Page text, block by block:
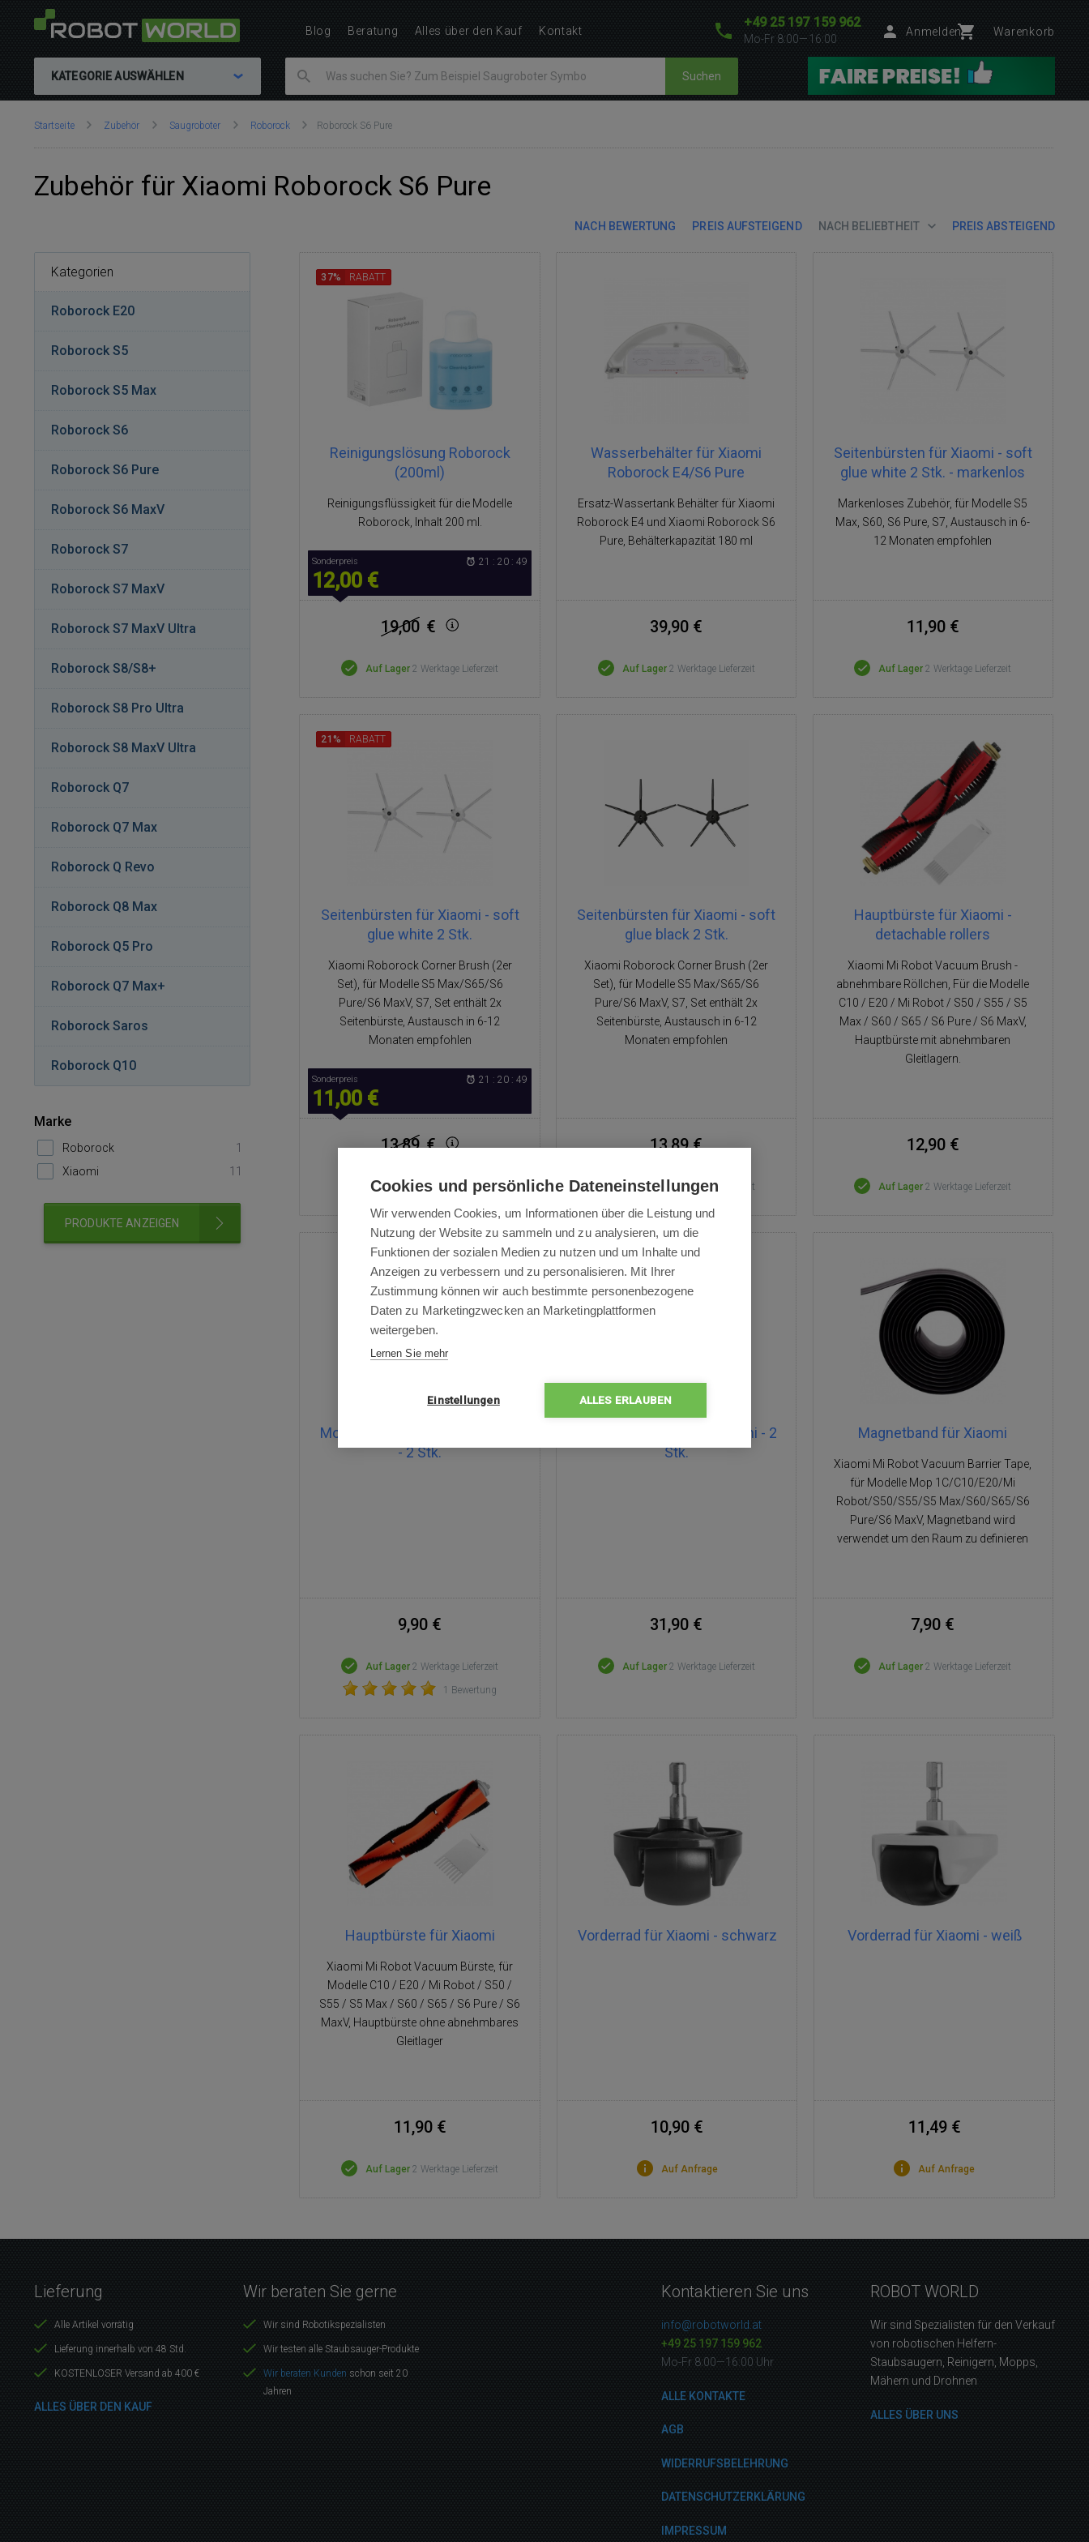
+49 25 197 159 962
Mo-Fr 8:00—16:00
Anmelden Warenkorb
KATEGORIE AUSWÄHLEN Suchen
Sie
Startseite Zubehör Saugroboter Roborock Roborock S6 Pure
Zubehör für Xiaomi Roborock S6 Pure
NACH BEWERTUNG PREIS AUFSTEIGEND NACH BELIEBTHEIT PREIS ABSTEIGEND
Reinigungslösung Roborock
(200ml)
Reinigungsflüssigkeit für die Modelle
Roborock, Inhalt 200 ml.
37% RABATT
Sonderpreis
12,00 €
21 : 20 : 49
19,00 €
Auf Lager 2 Werktage Lieferzeit
Wasserbehälter für Xiaomi
Roborock E4/S6 Pure
Ersatz-Wassertank Behälter für Xiaomi
Roborock E4 und Xiaomi Roborock S6
Pure, Behälterkapazität 180 ml
39,90 €
Auf Lager 2 Werktage Lieferzeit
Seitenbürsten für Xiaomi - soft
glue white 2 Stk. - markenlos
Markenloses Zubehör, für Modelle S5
Max, S60, S6 Pure, S7, Austausch in 6-
12 Monaten empfohlen
11,90 €
Auf Lager 2 Werktage Lieferzeit
Seitenbürsten für Xiaomi - soft
glue white 2 Stk.
Xiaomi Roborock Corner Brush (2er
Set), für Modelle S5 Max/S65/S6
Pure/S6 MaxV, S7, Set enthält 2x
Seitenbürste, Austausch in 6-12
Monaten empfohlen
21% RABATT
Sonderpreis
11,00 €
21 : 20 : 49
13,89€
Auf Lager 2 Werktage Lieferzeit
Seitenbürsten für Xiaomi - soft
glue black 2 Stk.
Xiaomi Roborock Corner Brush (2er
Set), für Modelle S5 Max/S65/S6
Pure/S6 MaxV, S7, Set enthält 2x
Seitenbürste, Austausch in 6-12
Monaten empfohlen
13,89 €
Auf Lager 2 Werktage Lieferzeit
Hauptbürste für Xiaomi -
detachable rollers
Xiaomi Mi Robot Vacuum Brush -
abnehmbare Röllchen, Für die Modelle
C10 / E20 / Mi Robot / S50 / S55 / S5
Max / S60 / S65 / S6 Pure / S6 MaxV,
Hauptbürste mit abnehmbaren
Gleitlagern.
12,90 €
Auf Lager 2 Werktage Lieferzeit
Mopptuch für Xiaomi Roborock
- 2 Stk.
9,90 €
Auf Lager 2 Werktage Lieferzeit
1 Bewertung
Waschbarer Filter für Xiaomi - 2
Stk.
31,90 €
Auf Lager 2 Werktage Lieferzeit
Magnetband für Xiaomi
Xiaomi Mi Robot Vacuum Barrier Tape,
für Modelle Mop 1C/C10/E20/Mi
Robot/S50/S55/S5 Max/S60/S65/S6
Pure/S6 MaxV, Magnetband wird
verwendet um den Raum zu definieren
7,90 €
Auf Lager 2 Werktage Lieferzeit
Hauptbürste für Xiaomi
Xiaomi Mi Robot Vacuum Bürste, für
Modelle C10 / E20 / Mi Robot / S50 /
S55 / S5 Max / S60 / S65 / S6 Pure / S6
MaxV, Hauptbürste ohne abnehmbares
Gleitlager
11,90 €
Auf Lager 2 Werktage Lieferzeit
Vorderrad für Xiaomi - schwarz
10,90 €
Auf Anfrage
Vorderrad für Xiaomi - weiß
11,49 €
Auf Anfrage
Kategorien
Roborock E20
Roborock S5
Roborock S5 Max
Roborock S6
Roborock S6 Pure
Roborock S6 MaxV
Roborock S7
Roborock S7 MaxV
Roborock S7 MaxV Ultra
Roborock S8/S8+
Roborock S8 Pro Ultra
Roborock S8 MaxV Ultra
Roborock Q7
Roborock Q7 Max
Roborock Q Revo
Roborock Q8 Max
Roborock Q5 Pro
Roborock Q7 Max+
Roborock Saros
Roborock Q10
Marke
Roborock
1
Xiaomi
11
PRODUKTE ANZEIGEN
Blog Beratung Alles über den Kauf Kontakt
Lieferung
Alle Artikel vorrätig
Lieferung innerhalb von 48 Std.
KOSTENLOSER Versand ab 400 €
ALLES ÜBER DEN KAUF
Wir beraten Sie gerne
Wir sind Robotikspezialisten
Wir testen alle Staubsauger-Produkte
Wir beraten Kunden schon seit 20
Jahren
Kontaktieren Sie uns
info@robotworld.at
+49 25 197 159 962
Mo-Fr 8:00—16:00 Uhr
ALLE KONTAKTE
AGB
WIDERRUFSBELEHRUNG
DATENSCHUTZERKLÄRUNG
IMPRESSUM
ROBOT WORLD
Wir sind Spezialisten für den Verkauf
von robotischen Helfern-
Staubsaugern, Reinigern, Mopps,
Mähern und Drohnen
ALLES ÜBER UNS
Cookies und persönliche Dateneinstellungen
Wir verwenden Cookies, um Informationen über die Leistung und
Nutzung der Website zu sammeln und zu analysieren, um die
Funktionen der sozialen Medien zu nutzen und um Inhalte und
Anzeigen zu verbessern und zu personalisieren. Mit Ihrer
Zustimmung können wir auch bestimmte personenbezogene
Daten zu Marketingzwecken an Marketingplattformen
weitergeben.
Lernen Sie mehr
Einstellungen ALLES ERLAUBEN